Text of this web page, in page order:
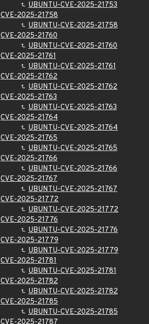
UBUNTU-CVE-2025-21753
CVE-2025-21758
UBUNTU-CVE-2025-21758
CVE-2025-21760
UBUNTU-CVE-2025-21760
CVE-2025-21761
UBUNTU-CVE-2025-21761
CVE-2025-21762
UBUNTU-CVE-2025-21762
CVE-2025-21763
UBUNTU-CVE-2025-21763
CVE-2025-21764
UBUNTU-CVE-2025-21764
CVE-2025-21765
UBUNTU-CVE-2025-21765
CVE-2025-21766
UBUNTU-CVE-2025-21766
CVE-2025-21767
UBUNTU-CVE-2025-21767
CVE-2025-21772
UBUNTU-CVE-2025-21772
CVE-2025-21776
UBUNTU-CVE-2025-21776
CVE-2025-21779
UBUNTU-CVE-2025-21779
CVE-2025-21781
UBUNTU-CVE-2025-21781
CVE-2025-21782
UBUNTU-CVE-2025-21782
CVE-2025-21785
UBUNTU-CVE-2025-21785